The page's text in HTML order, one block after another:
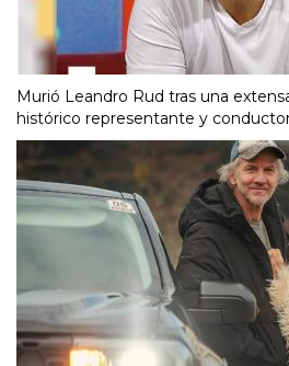
Murió Leandro Rud tras una
histórico representante y